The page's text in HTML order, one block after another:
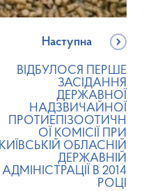
Наступна
ВІДБУЛОСЯ ПЕРШЕ
ЗАСІДАННЯ
ДЕРЖАВНОЇ
НАДЗВИЧАЙНОЇ
ПРОТИЕПІЗООТИЧН
ОЇ КОМІСІЇ ПРИ
КИЇВСЬКІЙ ОБЛАСНІЙ
ДЕРЖАВНІЙ
АДМІНІСТРАЦІЇ В 2014
РОЦІ